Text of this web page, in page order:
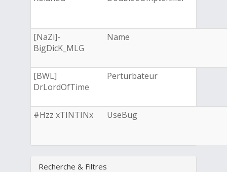
[NaZi]-
BigDicK_MLG
Name
[BWL]
DrLordOfTime
Perturbateur
#Hzz xTINTINx UseBug
Recherche & Filtres